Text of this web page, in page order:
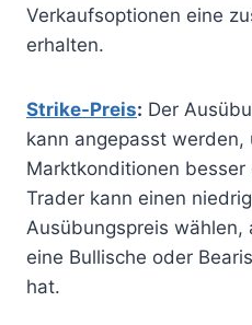
Verkaufsoptionen eine
erhalten.
Strike-Preis: Der
kann angepasst werden,
Marktkonditionen
Trader kann einen
Ausübungspreis
eine Bullische oder
hat.